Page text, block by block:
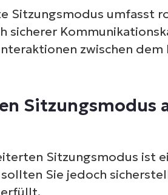
Sitzungsmodus umfasst
sicherer
zwischen
Sitzungsmodus
Sitzungsmodus ist
Sie jedoch
erfüllt.